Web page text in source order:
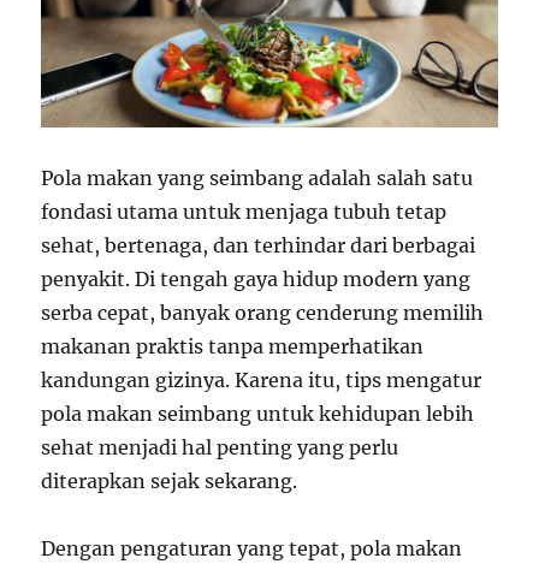
Pola makan yang seimbang adalah salah satu
fondasi utama untuk menjaga tubuh tetap
sehat, bertenaga, dan terhindar dari berbagai
penyakit. Di tengah gaya hidup modern yang
serba cepat, banyak orang cenderung memilih
makanan praktis tanpa memperhatikan
kandungan gizinya. Karena itu, tips mengatur
pola makan seimbang untuk kehidupan lebih
sehat menjadi hal penting yang perlu
diterapkan sejak sekarang.
Dengan pengaturan yang tepat, pola makan